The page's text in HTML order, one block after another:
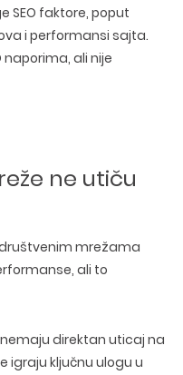
SEO faktore, poput
i performansi sajta.
naporima, ali nije
ne utiču
mrežama
ali to
nemaju direktan uticaj na
igraju ključnu ulogu u